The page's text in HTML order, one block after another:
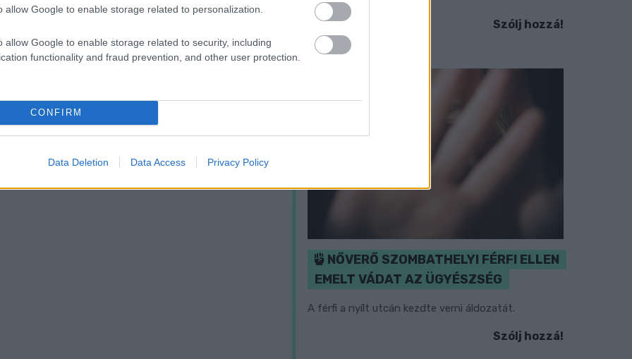
allow Google to enable storage related to personalization.
allow Google to enable storage related to security, including
functionality and fraud prevention, and other user protection.
CONFIRM
Data Deletion Data Access Privacy Policy
Szólj hozzá!
NŐVERŐ SZOMBATHELYI FÉRFI ELLEN
EMELT VÁDAT AZ ÜGYÉSZSÉG
A férfi a nyílt utcán kezdte verni áldozatát.
Szólj hozzá!